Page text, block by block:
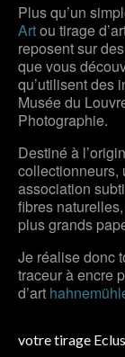
Plus qu’un
Artou tirage
reposent sur
que vous
qu’utilisent des
Musée du
Photographie.
Destiné à
collectionneurs,
association
fibres
plus grands
Je réalise donc
traceur à encre
d’art
votre tirage